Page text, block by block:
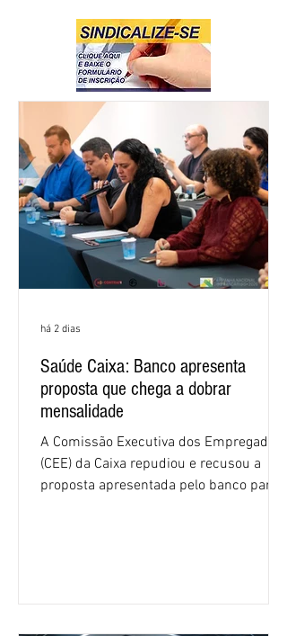
Saúde Caixa: Banco apresenta
proposta que chega a dobrar
mensalidade
A Comissão Executiva dos Empregados
(CEE) da Caixa repudiou e recusou a
proposta apresentada pelo banco para o
há 2 dias